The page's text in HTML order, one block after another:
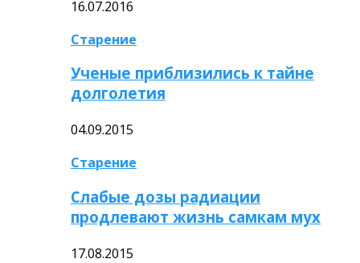
16.07.2016
Старение
Ученые приблизились к тайне
долголетия
04.09.2015
Старение
Слабые дозы радиации
продлевают жизнь самкам мух
17.08.2015